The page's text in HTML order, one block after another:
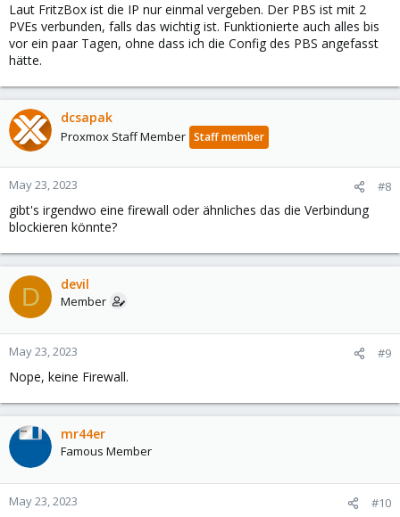
Laut FritzBox ist die IP nur einmal vergeben. Der PBS ist mit 2
PVEs verbunden, falls das wichtig ist. Funktionierte auch alles bis
vor ein paar Tagen, ohne dass ich die Config des PBS angefasst
hätte.
dcsapak
Proxmox Staff Member Staff member
May 23, 2023 #8
gibt's irgendwo eine firewall oder ähnliches das die Verbindung
blockieren könnte?
D devil
Member
May 23, 2023 #9
Nope, keine Firewall.
mr44er
Famous Member
May 23, 2023 #10